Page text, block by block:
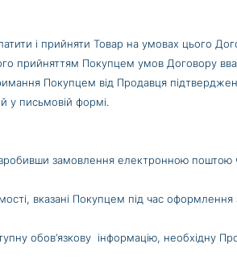
і прийняти Товар на умовах цього
прийняттям Покупцем умов Договору
Покупцем від Продавця
у письмовій формі.
замовлення електронною
вказані Покупцем під час
обов’язкову інформацію, необхідну